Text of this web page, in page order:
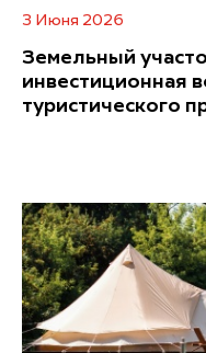
3 Июня 2026
Земельный
инвестиционная
туристического